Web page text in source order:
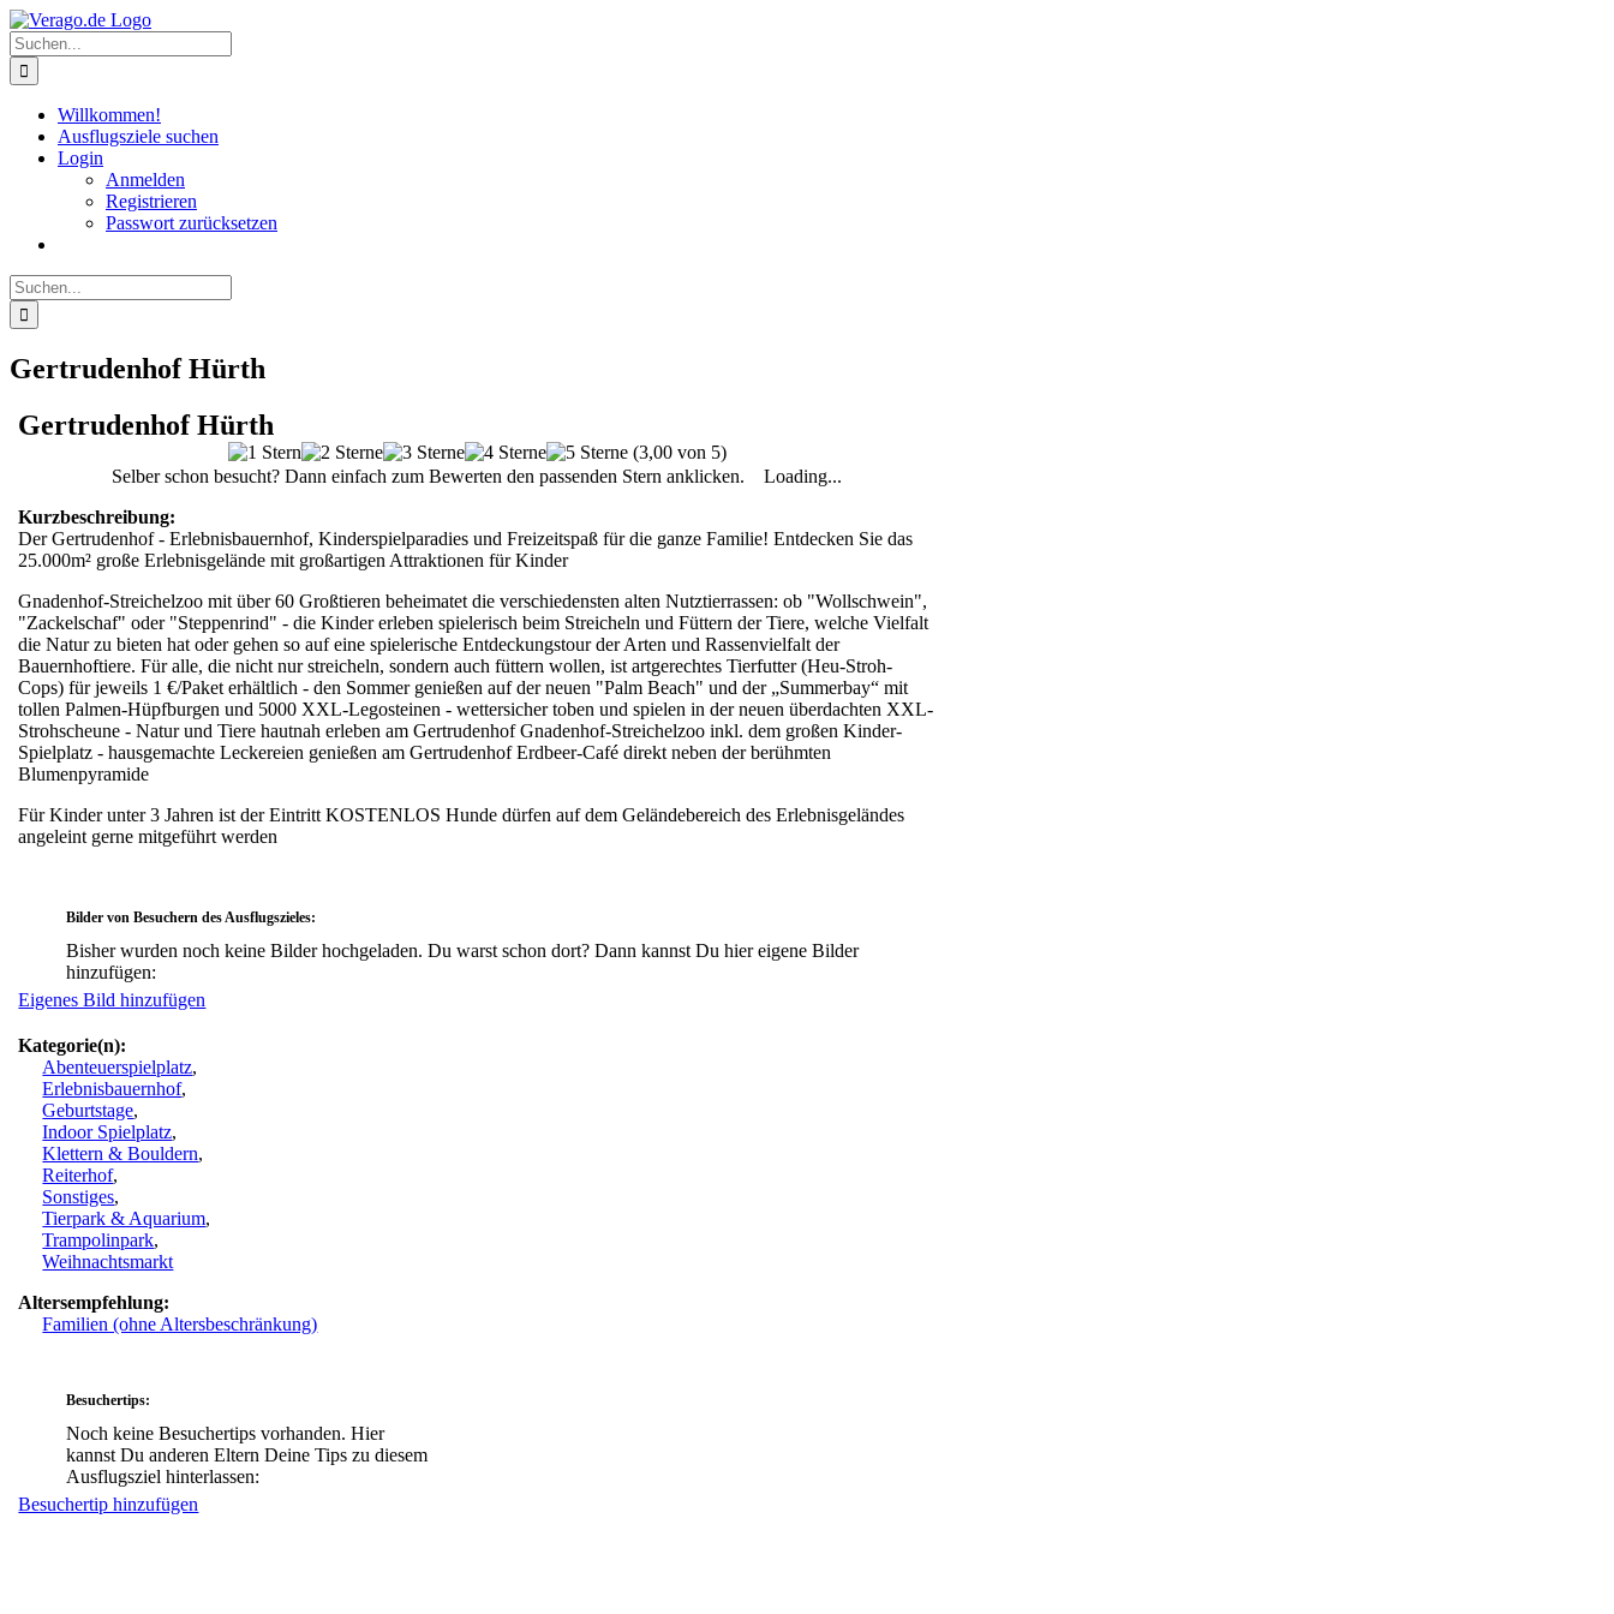
Zum
Inhalt
springen
Suche
nach:
Willkommen!
Ausflugsziele suchen
Login
Anmelden
Registrieren
Passwort zurücksetzen
Suche
nach:
Gertrudenhof Hürth
Gertrudenhof Hürth
(3,00 von 5)
Selber schon besucht? Dann einfach zum Bewerten den passenden Stern anklicken.
Loading...
Kurzbeschreibung:
Der Gertrudenhof - Erlebnisbauernhof, Kinderspielparadies und Freizeitspaß für die ganze Familie! Entdecken Sie das
25.000m² große Erlebnisgelände mit großartigen Attraktionen für Kinder
Gnadenhof-Streichelzoo mit über 60 Großtieren beheimatet die verschiedensten alten Nutztierrassen: ob "Wollschwein",
"Zackelschaf" oder "Steppenrind" - die Kinder erleben spielerisch beim Streicheln und Füttern der Tiere, welche Vielfalt
die Natur zu bieten hat oder gehen so auf eine spielerische Entdeckungstour der Arten und Rassenvielfalt der
Bauernhoftiere. Für alle, die nicht nur streicheln, sondern auch füttern wollen, ist artgerechtes Tierfutter (Heu-Stroh-
Cops) für jeweils 1 €/Paket erhältlich - den Sommer genießen auf der neuen "Palm Beach" und der „Summerbay“ mit
tollen Palmen-Hüpfburgen und 5000 XXL-Legosteinen - wettersicher toben und spielen in der neuen überdachten XXL-
Strohscheune - Natur und Tiere hautnah erleben am Gertrudenhof Gnadenhof-Streichelzoo inkl. dem großen Kinder-
Spielplatz - hausgemachte Leckereien genießen am Gertrudenhof Erdbeer-Café direkt neben der berühmten
Blumenpyramide
Für Kinder unter 3 Jahren ist der Eintritt KOSTENLOS Hunde dürfen auf dem Geländebereich des Erlebnisgeländes
angeleint gerne mitgeführt werden
Bilder von Besuchern des Ausflugszieles:
Bisher wurden noch keine Bilder hochgeladen. Du warst schon dort? Dann kannst Du hier eigene Bilder
hinzufügen:
Eigenes Bild hinzufügen
Kategorie(n):
Abenteuerspielplatz,
Erlebnisbauernhof,
Geburtstage,
Indoor Spielplatz,
Klettern & Bouldern,
Reiterhof,
Sonstiges,
Tierpark & Aquarium,
Trampolinpark,
Weihnachtsmarkt
Altersempfehlung:
Familien (ohne Altersbeschränkung)
Besuchertips:
Noch keine Besuchertips vorhanden. Hier
kannst Du anderen Eltern Deine Tips zu diesem
Ausflugsziel hinterlassen:
Besuchertip hinzufügen